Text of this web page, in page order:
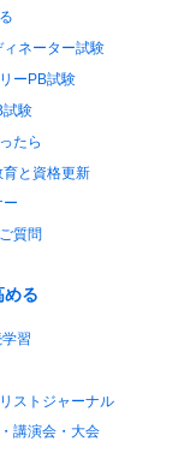
ィネーター試験
ーPB試験
試験
たら
育と資格更新
ー
質問
める
習
ストジャーナル
講演会・大会